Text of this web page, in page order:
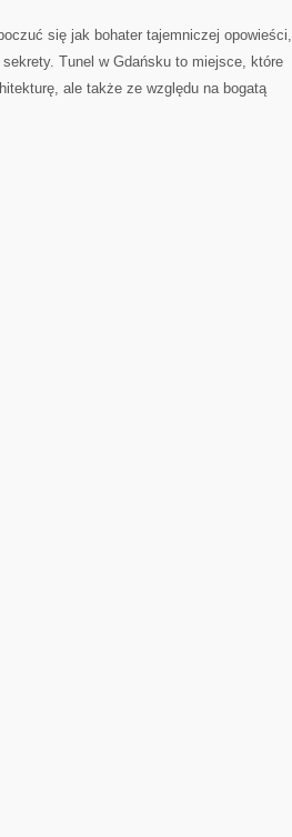
się jak bohater‍ tajemniczej⁤ opowieści,
Tunel w Gdańsku to miejsce, które
ale także ze⁤ względu​ na ⁢bogatą